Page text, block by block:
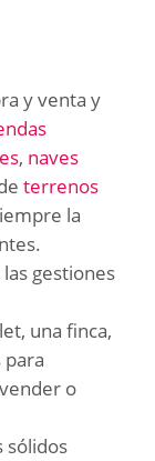
y venta y
, naves
terrenos
la
gestiones
una finca,
para
o
sólidos